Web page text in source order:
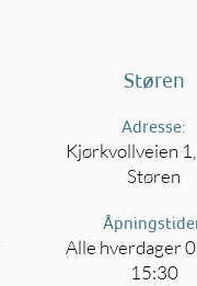
Støren
Adresse:
Kjørkvollveien
Støren
Alle hverdager
15:30